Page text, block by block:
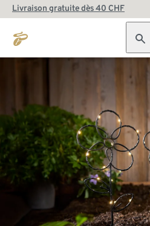
Livraison gratuite dès 40 CHF